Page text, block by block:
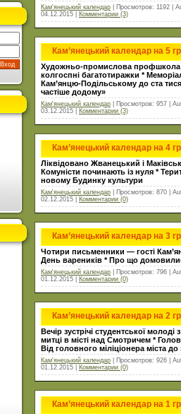
Кам'янецький календар | Просмотров: 1192 |
04.12.2015
Комментарии (3)
Кам’янецький календар на 5
Художньо-промислова профшкола
колгоспні багатотиражки *
Кам’янцю-Подільському до ста
частіше додому»
Кам'янецький календар | Просмотров: 957 |
03.12.2015
Комментарии (3)
Кам’янецький календар на 4
Ліквідовано Жванецький і
Комуністи починають із нуля *
новому Будинку культури
Кам'янецький календар | Просмотров: 870 |
02.12.2015
Комментарии (0)
Кам’янецький календар на 3
Чотири письменники — гості
День вареників * Про що
Кам'янецький календар | Просмотров: 796 |
01.12.2015
Комментарии (0)
Кам’янецький календар на 2
Вечір зустрічі студентської
митці в місті над Смотричем *
Від головного міліціонера міста
Кам'янецький календар | Просмотров: 926 |
01.12.2015
Комментарии (0)
Кам’янецький календар на 1